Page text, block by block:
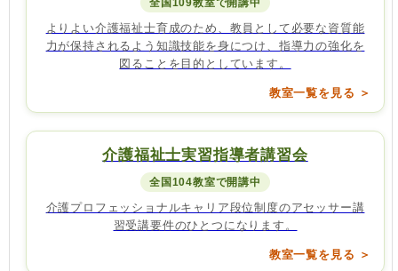
全国109教室で開講中
よりよい介護福祉士育成のため、教員として必要な資質能
力が保持されるよう知識技能を身につけ、指導力の強化を
図ることを目的としています。
教室一覧を見る ＞
介護福祉士実習指導者講習会
全国104教室で開講中
介護プロフェッショナルキャリア段位制度のアセッサー講
習受講要件のひとつになります。
教室一覧を見る ＞